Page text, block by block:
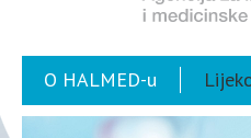
O HALMED-u